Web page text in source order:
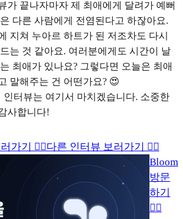
가 끝나자마자 제 최애에게 달려가 예뻐
다른 사람에게 전염된다고 하잖아요.
지쳐 누아르 하트가 된 저조차도 다시
는 것 같아요. 여러분에게도 시간이 날
최애가 있나요? 그렇다면 오늘은 최애
말해주는 건 어떤가요? 😍
인터뷰는 여기서 마치겠습니다. 소중한
사합니다!
가기 👉🏻다른 인터뷰 보러가기 👉🏻
Bloom
방문
하기
👉🏻